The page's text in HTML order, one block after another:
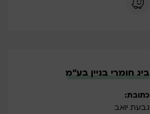
ביג חומרי בניין בע”מ
כתובת:
גבעת יואב